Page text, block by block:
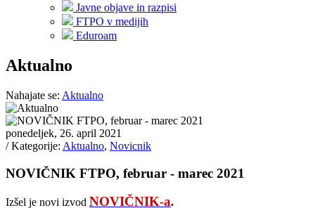
Javne objave in razpisi
FTPO v medijih
Eduroam
Aktualno
Nahajate se: Aktualno
ponedeljek, 26. april 2021
/ Kategorije: Aktualno, Novicnik
NOVIČNIK FTPO, februar - marec 2021
Izšel je novi izvod NOVIČNIK-a.